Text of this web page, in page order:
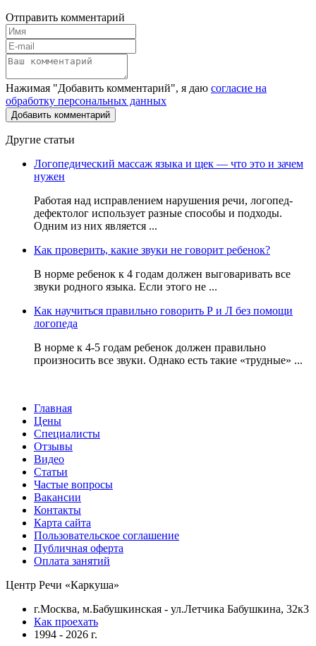
Отправить комментарий
Нажимая "Добавить комментарий", я даю согласие на
обработку персональных данных
Другие статьи
Логопедический массаж языка и щек — что это и зачем
нужен
Работая над исправлением нарушения речи, логопед-
дефектолог использует разные способы и подходы.
Одним из них является ...
Как проверить, какие звуки не говорит ребенок?
В норме ребенок к 4 годам должен выговаривать все
звуки родного языка. Если этого не ...
Как научиться правильно говорить Р и Л без помощи
логопеда
В норме к 4-5 годам ребенок должен правильно
произносить все звуки. Однако есть такие «трудные» ...
Главная
Цены
Специалисты
Отзывы
Видео
Статьи
Частые вопросы
Вакансии
Контакты
Карта сайта
Пользовательское соглашение
Публичная оферта
Оплата занятий
Центр Речи «Каркуша»
г.Москва, м.Бабушкинская - ул.Летчика Бабушкина, 32к3
Как проехать
1994 - 2026 г.